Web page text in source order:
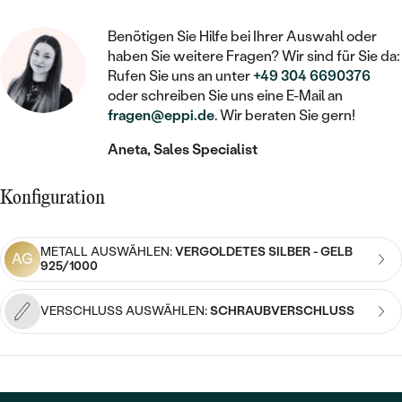
IM SET
NACH PREIS
GÜNSTIG
LUXURIÖSE
EINFASSEN
FARBIGE DIAMANTEN ZUM EINFASSEN
NACH EDELSTEIN
MIT DIAMANT
MIT MOISSANIT
MIT FARBIGEN DIAMANTEN
MIT SCHWARZEN DIAMANTEN
SCHMUCK FÜR KINDER
BROSCHEN
SCHMUCKZUBEHÖR
GOLD
SILBER
PLATIN
NACH STEIN
DIAMANTSCHMUCK
PIERCINGS
NACH STEIN
MIT DIAMANT
MIT EDELSTEIN
PERLENOHRRINGE
NACH PREIS
PREISWERTE
MEDAILLON
KETTEN
HERZKETTEN
MIT TIEREN
MIT DIAMANT
MIT EDELSTEIN
PERLENKETTEN
NACH PREIS
SIEGELRINGE
PERSONALISIERT
NACH EDELSTEIN
MIT DIAMANT
PERLENRINGE
NACH PREIS
Benötigen Sie Hilfe bei Ihrer Auswahl oder
haben Sie weitere Fragen? Wir sind für Sie da:
Rufen Sie uns an unter+49 304 6690376
oder schreiben Sie uns eine E-Mail an
fragen@eppi.de. Wir beraten Sie gern!
Aneta, Sales Specialist
Konfiguration
AG METALL AUSWÄHLEN:VERGOLDETES SILBER - GELB
925/1000
VERSCHLUSS AUSWÄHLEN:SCHRAUBVERSCHLUSS